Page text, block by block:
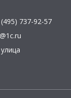
737-92-57
улица